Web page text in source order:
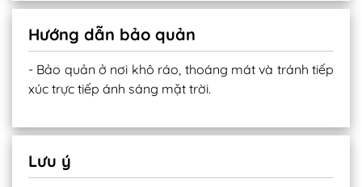
Hướng dẫn bảo quản
- Bảo quản ở nơi khô ráo, thoáng mát và tránh tiếp
xúc trực tiếp ánh sáng mặt trời.
Lưu ý